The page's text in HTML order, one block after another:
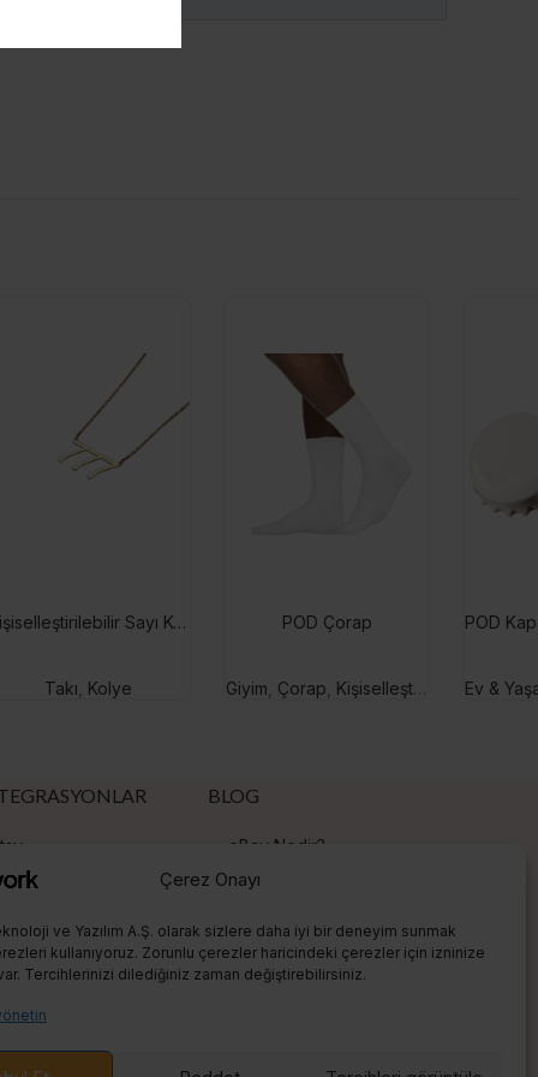
Çerez Onayı
ve Yazılım A.Ş. olarak sizlere daha iyi bir deneyim sunmak
kullanıyoruz. Zorunlu çerezler haricindeki çerezler için izninize
var. Tercihlerinizi dilediğiniz zaman değiştirebilirsiniz.
Kişiselleştirilebilir Sayı Kolye
Takı Kolye
POD Çorap
Giyim Çorap Kişiselleştirilebilir Hediyeler Ev &
BLOG
eBay Nedir?
Etsy Nedir?
Shopify Nedir?
Etsy Satış